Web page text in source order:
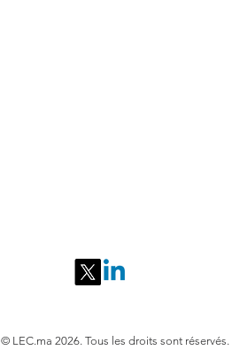
© LEC.ma 2026. Tous les droits sont réservés.